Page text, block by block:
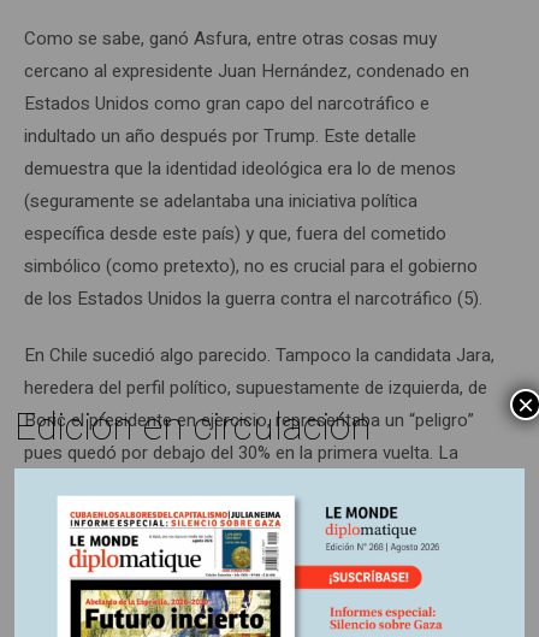
Como se sabe, ganó Asfura, entre otras cosas muy
cercano al expresidente Juan Hernández, condenado en
Estados Unidos como gran capo del narcotráfico e
indultado un año después por Trump. Este detalle
demuestra que la identidad ideológica era lo de menos
(seguramente se adelantaba una iniciativa política
específica desde este país) y que, fuera del cometido
simbólico (como pretexto), no es crucial para el gobierno
de los Estados Unidos la guerra contra el narcotráfico (5).
En Chile sucedió algo parecido. Tampoco la candidata Jara,
heredera del perfil político, supuestamente de izquierda, de
Boric el presidente en ejercicio, representaba un “peligro”
pues quedó por debajo del 30% en la primera vuelta. La
seleccionó a Kast, por encima de Kaiser representante de
la “ultraderecha” y de Evelyn Matthei, de la tradicional
derecha y en la corriente de Piñera. En el balotaje,
obviamente se impuso Kast a quien nadie se atrevería a
Edición en circulación ×